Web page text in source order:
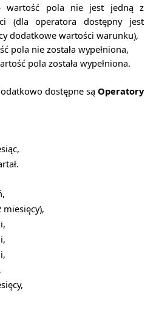
wartość pola nie jest jedną z
(dla operatora dostępny jest
dodatkowe wartości warunku),
pola nie została wypełniona,
pola została wypełniona.
dostępne są Operatory
miesięcy),